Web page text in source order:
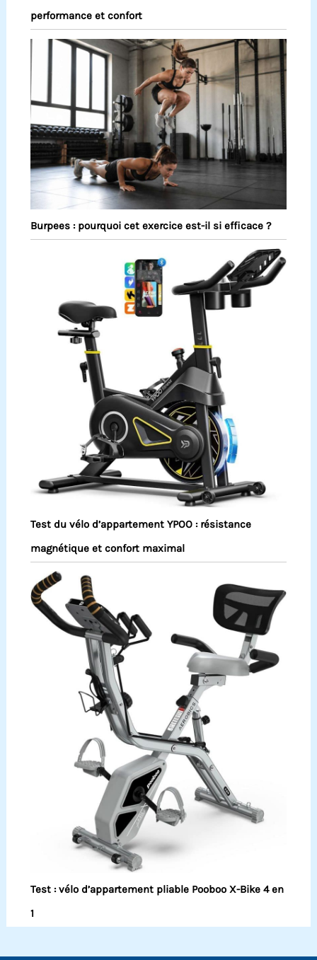
performance et confort
Burpees : pourquoi cet exercice est-il si efficace ?
Test du vélo d’appartement YPOO : résistance
magnétique et confort maximal
Test : vélo d’appartement pliable Pooboo X-Bike 4 en
1